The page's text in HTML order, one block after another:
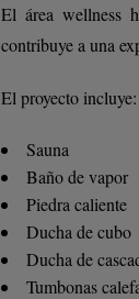
El área wellness
contribuye a una
El proyecto incluye:
Sauna
Baño de vapor
Piedra caliente
Ducha de cubo
Ducha de
Tumbonas